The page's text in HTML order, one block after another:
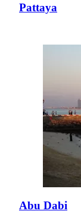
Pattaya
Abu Dabi